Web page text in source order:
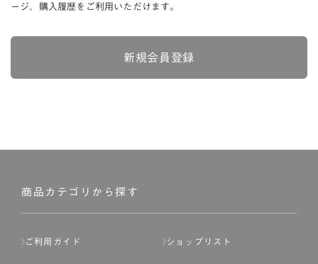
ージ、購入履歴をご利用いただけます。
新規会員登録
商品カテゴリから探す
ご利用ガイド ショップリスト